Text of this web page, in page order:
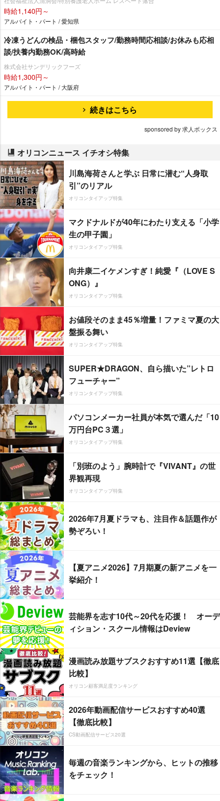
時給1,140円～
アルバイト・パート / 愛知県
冷凍うどんの検品・梱包スタッフ/勤務時間応相談/お休みも応相
談/扶養内勤務OK/高時給
株式会社サンデリックフーズ
時給1,300円～
アルバイト・パート / 大阪府
続きはこちら
sponsored by 求人ボックス
オリコンニュース イチオシ特集
川島海荷さんと学ぶ 日常に潜む“人身取
引”のリアル
オリコンタイアップ特集
マクドナルドが40年にわたり支える「小学
生の甲子園」
オリコンタイアップ特集
向井康二イケメンすぎ！純愛『（LOVE S
ONG）』
オリコンタイアップ特集
お値段そのまま45％増量！ファミマ夏の大
盤振る舞い
オリコンタイアップ特集
SUPER★DRAGON、自ら描いた”レトロ
フューチャー”
オリコンタイアップ特集
パソコンメーカー社員が本気で選んだ「10
万円台PC３選」
オリコンタイアップ特集
「別班のよう」腕時計で『VIVANT』の世
界観再現
オリコンタイアップ特集
2026年7月夏ドラマも、注目作＆話題作が
勢ぞろい！
【夏アニメ2026】7月期夏の新アニメを一
挙紹介！
芸能界を志す10代～20代を応援！ オーデ
ィション・スクール情報はDeview
漫画読み放題サブスクおすすめ11選【徹底
比較】
オリコン顧客満足度ランキング
2026年動画配信サービスおすすめ40選
【徹底比較】
CS動画配信サービス20選
毎週の音楽ランキングから、ヒットの推移
をチェック！